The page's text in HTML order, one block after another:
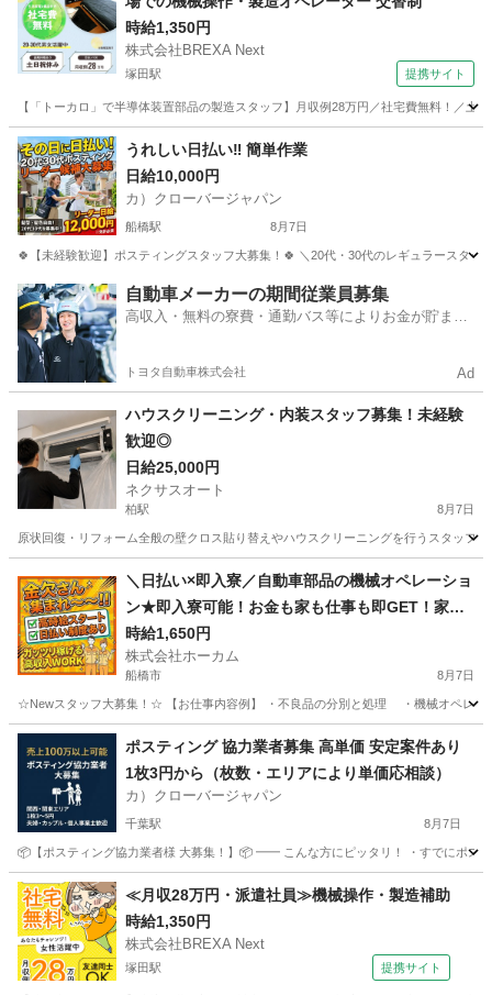
時給1,350円
株式会社BREXA Next
塚田駅 提携サイト
【「トーカロ」で半導体装置部品の製造スタッフ】月収例28万円／社宅費無料
千葉 船橋市 塚田駅 その他
うれしい日払い‼ 簡単作業
日給10,000円
カ）クローバージャパン
船橋駅 8月7日
🍀【未経験歓迎】ポスティングスタッフ大募集！🍀 ＼20代・30代のレギュラースタ
千葉 船橋市 船橋駅 軽作業 スタッフ
自動車メーカーの期間従業員募集
高収入・無料の寮費・通勤バス等によりお金が貯まり
トヨタ自動車株式会社 Ad
ハウスクリーニング・内装スタッフ募集！未経験
歓迎◎
日給25,000円
ネクサスオート
柏駅 8月7日
原状回復・リフォーム全般の壁クロス貼り替えやハウスクリーニングを行うスタッフ
柏駅 軽作業 スタッフ
＼日払い×即入寮／自動車部品の機械オペレーショ
ン★即入寮可能！お金も家も仕事も即GET！家賃0
円の住み込み案件
時給1,650円
株式会社ホーカム
船橋市 8月7日
☆Newスタッフ大募集！☆ 【お仕事内容例】 ・不良品の分別と処理 ・機械オペ
千葉 船橋市 工場 住み込み
ポスティング 協力業者募集 高単価 安定案件あり
1枚3円から（枚数・エリアにより単価応相談）
カ）クローバージャパン
千葉駅 8月7日
📦【ポスティング協力業者様 大募集！】📦 ━━ こんな方にピッタリ！ ・すでにポス
千葉 千葉市 千葉駅 軽作業 業務委託契約
≪月収28万円・派遣社員≫機械操作・製造補助
時給1,350円
株式会社BREXA Next
塚田駅 提携サイト